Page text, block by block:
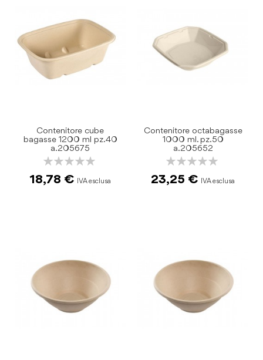
Contenitore cube
bagasse 1200 ml pz.40
a.205675
Rating:
18,78 €
Contenitore octabagasse
1000 ml. pz.50
a.205652
Rating:
23,25 €